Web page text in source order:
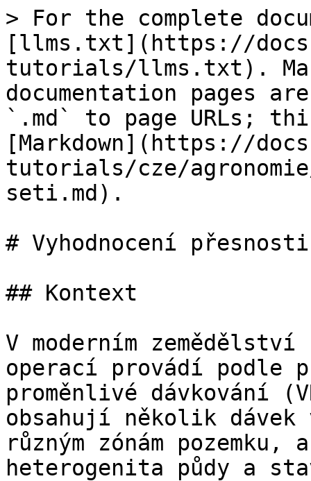
> For the complete
[llms.txt](https://
tutorials/llms.txt).
documentation pages
`.md` to page URLs;
[Markdown](https://
tutorials/cze/
seti.md).
# Vyhodnocení
## Kontext
V moderním
operací provádí podle
proměnlivé dávkování
obsahují několik dávek
různým zónám
heterogenita půdy a